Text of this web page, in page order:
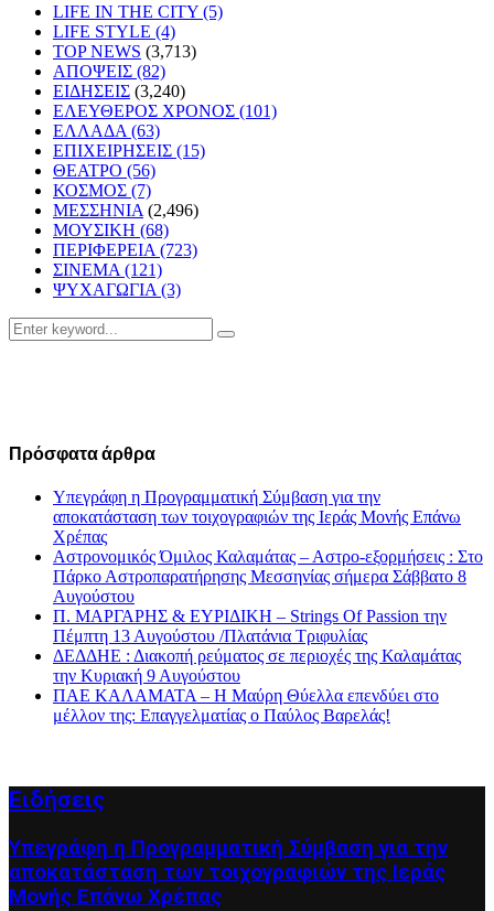
LIFE IN THE CITY (5)
LIFE STYLE (4)
TOP NEWS (3,713)
ΑΠΟΨΕΙΣ (82)
ΕΙΔΗΣΕΙΣ (3,240)
ΕΛΕΥΘΕΡΟΣ ΧΡΟΝΟΣ (101)
ΕΛΛΑΔΑ (63)
ΕΠΙΧΕΙΡΗΣΕΙΣ (15)
ΘΕΑΤΡΟ (56)
ΚΟΣΜΟΣ (7)
ΜΕΣΣΗΝΙΑ (2,496)
ΜΟΥΣΙΚΗ (68)
ΠΕΡΙΦΕΡΕΙΑ (723)
ΣΙΝΕΜΑ (121)
ΨΥΧΑΓΩΓΙΑ (3)
Search
for:
Search
Πρόσφατα άρθρα
Υπεγράφη η Προγραμματική Σύμβαση για την
αποκατάσταση των τοιχογραφιών της Ιεράς Μονής Επάνω
Χρέπας
Αστρονομικός Όμιλος Καλαμάτας – Αστρο-εξορμήσεις : Στο
Πάρκο Αστροπαρατήρησης Μεσσηνίας σήμερα Σάββατο 8
Αυγούστου
Π. ΜΑΡΓΑΡΗΣ & ΕΥΡΙΔΙΚΗ – Strings Of Passion την
Πέμπτη 13 Αυγούστου /Πλατάνια Τριφυλίας
ΔΕΔΔΗΕ : Διακοπή ρεύματος σε περιοχές της Καλαμάτας
την Κυριακή 9 Αυγούστου
ΠΑΕ ΚΑΛΑΜΑΤΑ – Η Μαύρη Θύελλα επενδύει στο
μέλλον της: Επαγγελματίας ο Παύλος Βαρελάς!
Ειδήσεις
Υπεγράφη η Προγραμματική Σύμβαση για την
αποκατάσταση των τοιχογραφιών της Ιεράς
Μονής Επάνω Χρέπας